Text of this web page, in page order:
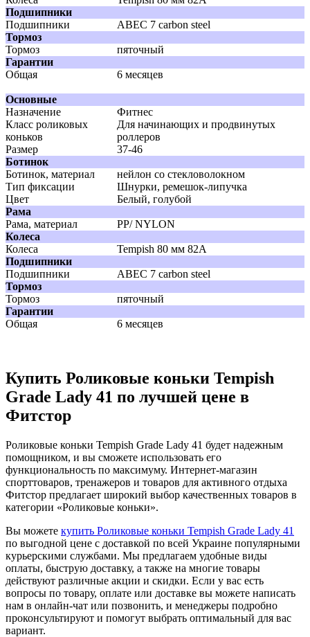
Подшипники
Подшипники
АВЕС 7 carbon steel
Тормоз
Тормоз
пяточный
Гарантии
Общая
6 месяцев
Основные
Назначение
Фитнес
Класс роликовых
коньков
Для начинающих и продвинутых
роллеров
Размер
37-46
Ботинок
Ботинок, материал
нейлон со стекловолокном
Тип фиксации
Шнурки, ремешок-липучка
Цвет
Белый, голубой
Рама
Рама, материал
PP/ NYLON
Колеса
Колеса
Tempish 80 мм 82A
Подшипники
Подшипники
АВЕС 7 carbon steel
Тормоз
Тормоз
пяточный
Гарантии
Общая
6 месяцев
Купить Роликовые коньки Tempish
Grade Lady 41 по лучшей цене в
Фитстор
Роликовые коньки Tempish Grade Lady 41 будет надежным
помощником, и вы сможете использовать его
функциональность по максимуму. Интернет-магазин
спорттоваров, тренажеров и товаров для активного отдыха
Фитстор предлагает широкий выбор качественных товаров в
категории «Роликовые коньки».
Вы можете купить Роликовые коньки Tempish Grade Lady 41
по выгодной цене с доставкой по всей Украине популярными
курьерскими службами. Мы предлагаем удобные виды
оплаты, быструю доставку, а также на многие товары
действуют различные акции и скидки. Если у вас есть
вопросы по товару, оплате или доставке вы можете написать
нам в онлайн-чат или позвонить, и менеджеры подробно
проконсультируют и помогут выбрать оптимальный для вас
вариант.